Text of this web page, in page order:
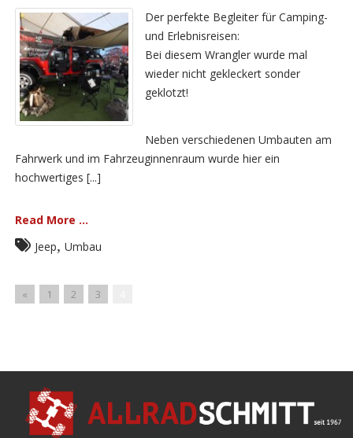
Der perfekte Begleiter für Camping-
und Erlebnisreisen:
Bei diesem Wrangler wurde mal
wieder nicht gekleckert sonder
geklotzt!
Neben verschiedenen Umbauten am
Fahrwerk und im Fahrzeuginnenraum wurde hier ein
hochwertiges [...]
Read More ...
Jeep ,Umbau
« 1 2 3